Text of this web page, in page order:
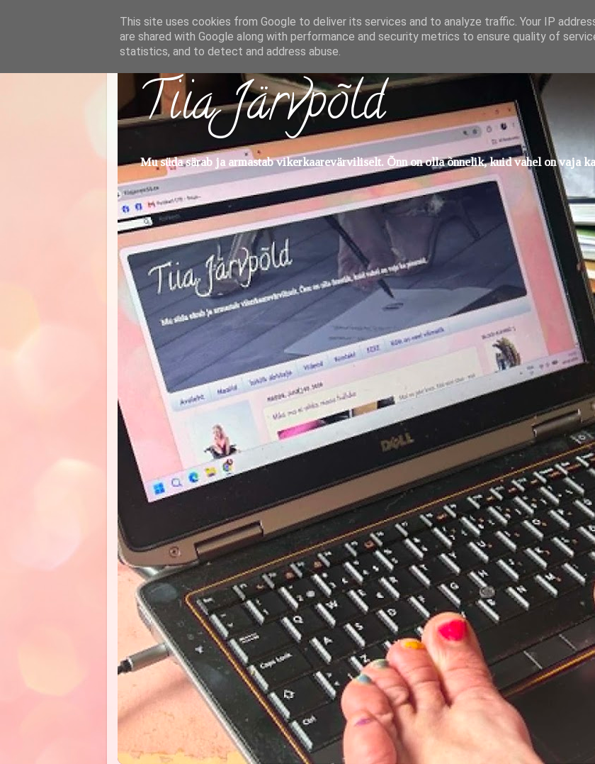
Tiia Järvpõld
Mu süda särab ja armastab vikerkaarevärviliselt. Õnn on olla õnnelik, kuid vahel on vaja
This site uses cookies from Google to deliver its services and to analyze traffic. Your IP
are shared with Google along with performance and security metrics to ensure quality of
statistics, and to detect and address abuse.